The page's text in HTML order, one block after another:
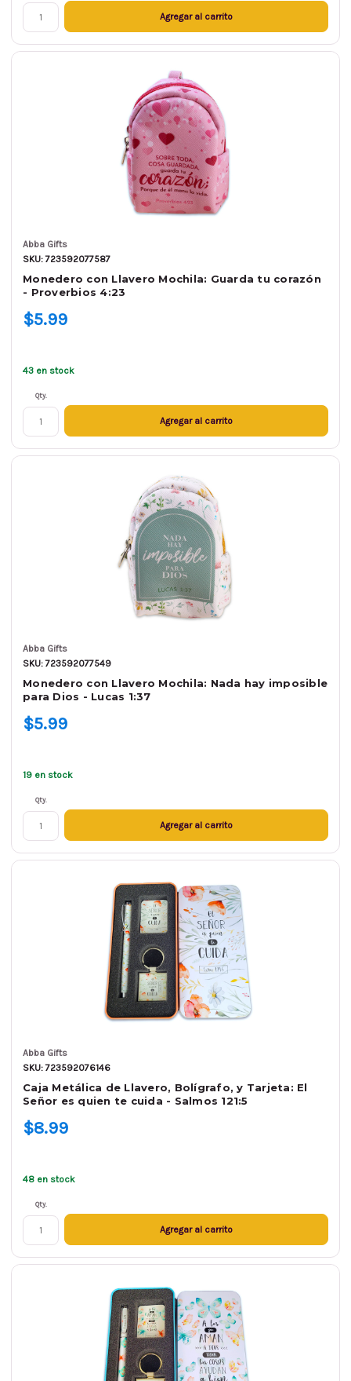
Agregar al carrito
Abba Gifts
SKU: 723592077587
Monedero con Llavero Mochila: Guarda tu corazón
- Proverbios 4:23
$5.99
43 en stock
Qty.
Agregar al carrito
Abba Gifts
SKU: 723592077549
Monedero con Llavero Mochila: Nada hay imposible
para Dios - Lucas 1:37
$5.99
19 en stock
Qty.
Agregar al carrito
Abba Gifts
SKU: 723592076146
Caja Metálica de Llavero, Bolígrafo, y Tarjeta: El
Señor es quien te cuida - Salmos 121:5
$8.99
48 en stock
Qty.
Agregar al carrito